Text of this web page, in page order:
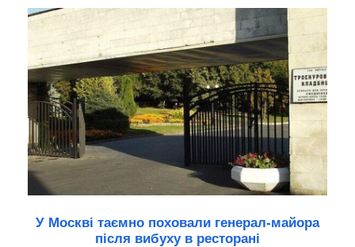
У Москві таємно поховали генерал-майора
після вибуху в ресторані